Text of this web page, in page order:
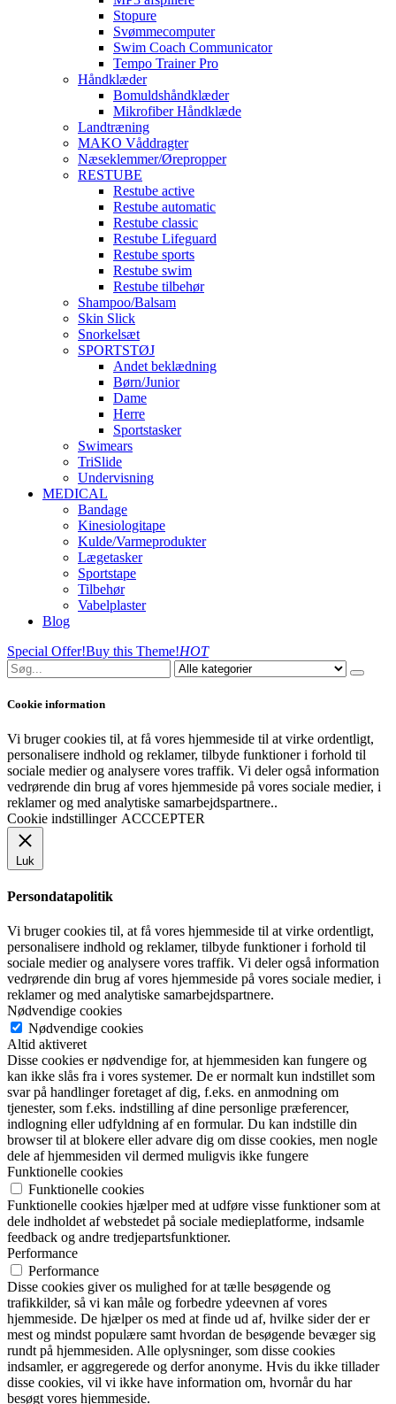
Stopure
Svømmecomputer
Swim Coach Communicator
Tempo Trainer Pro
Håndklæder
Bomuldshåndklæder
Mikrofiber Håndklæde
Landtræning
MAKO Våddragter
Næseklemmer/Ørepropper
RESTUBE
Restube active
Restube automatic
Restube classic
Restube Lifeguard
Restube sports
Restube swim
Restube tilbehør
Shampoo/Balsam
Skin Slick
Snorkelsæt
SPORTSTØJ
Andet beklædning
Børn/Junior
Dame
Herre
Sportstasker
Swimears
TriSlide
Undervisning
MEDICAL
Bandage
Kinesiologitape
Kulde/Varmeprodukter
Lægetasker
Sportstape
Tilbehør
Vabelplaster
Blog
Special Offer!Buy this Theme!HOT
Cookie information
Vi bruger cookies til, at få vores hjemmeside til at virke ordentligt,
personalisere indhold og reklamer, tilbyde funktioner i forhold til
sociale medier og analysere vores traffik. Vi deler også information
vedrørende din brug af vores hjemmeside på vores sociale medier, i
reklamer og med analytiske samarbejdspartnere..
Cookie indstillinger ACCCEPTER
Luk
Persondatapolitik
Vi bruger cookies til, at få vores hjemmeside til at virke ordentligt,
personalisere indhold og reklamer, tilbyde funktioner i forhold til
sociale medier og analysere vores traffik. Vi deler også information
vedrørende din brug af vores hjemmeside på vores sociale medier, i
reklamer og med analytiske samarbejdspartnere.
Nødvendige cookies
Nødvendige cookies
Altid aktiveret
Disse cookies er nødvendige for, at hjemmesiden kan fungere og
kan ikke slås fra i vores systemer. De er normalt kun indstillet som
svar på handlinger foretaget af dig, f.eks. en anmodning om
tjenester, som f.eks. indstilling af dine personlige præferencer,
indlogning eller udfyldning af en formular. Du kan indstille din
browser til at blokere eller advare dig om disse cookies, men nogle
dele af hjemmesiden vil dermed muligvis ikke fungere
Funktionelle cookies
Funktionelle cookies
Funktionelle cookies hjælper med at udføre visse funktioner som at
dele indholdet af webstedet på sociale medieplatforme, indsamle
feedback og andre tredjepartsfunktioner.
Performance
Performance
Disse cookies giver os mulighed for at tælle besøgende og
trafikkilder, så vi kan måle og forbedre ydeevnen af vores
hjemmeside. De hjælper os med at finde ud af, hvilke sider der er
mest og mindst populære samt hvordan de besøgende bevæger sig
rundt på hjemmesiden. Alle oplysninger, som disse cookies
indsamler, er aggregerede og derfor anonyme. Hvis du ikke tillader
disse cookies, vil vi ikke have information om, hvornår du har
besøgt vores hjemmeside.